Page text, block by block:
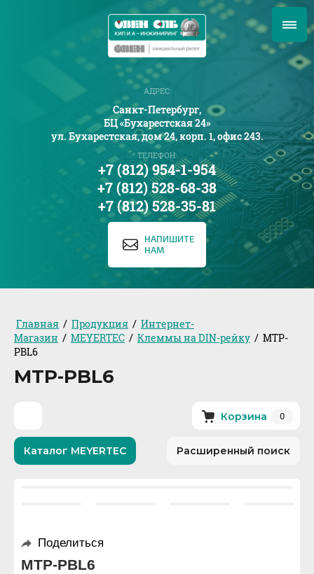
АДРЕС:
Санкт-Петербург,
БЦ «Бухарестская 24»
ул. Бухарестская, дом 24, корп. 1, офис 243.
ТЕЛЕФОН:
+7 (812) 954-1-954
+7 (812) 528-68-38
+7 (812) 528-35-81
НАПИШИТЕ
НАМ
Главная / Продукция / Интернет-
Магазин / MEYERTEC / Клеммы на DIN-рейку / MTP-
PBL6
MTP-PBL6
Корзина 0
Каталог MEYERTEC Расширенный поиск
Поделиться
MTP-PBL6